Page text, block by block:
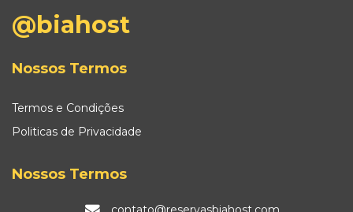
@biahost
Nossos Termos
Termos e Condições
Politicas de Privacidade
Nossos Termos